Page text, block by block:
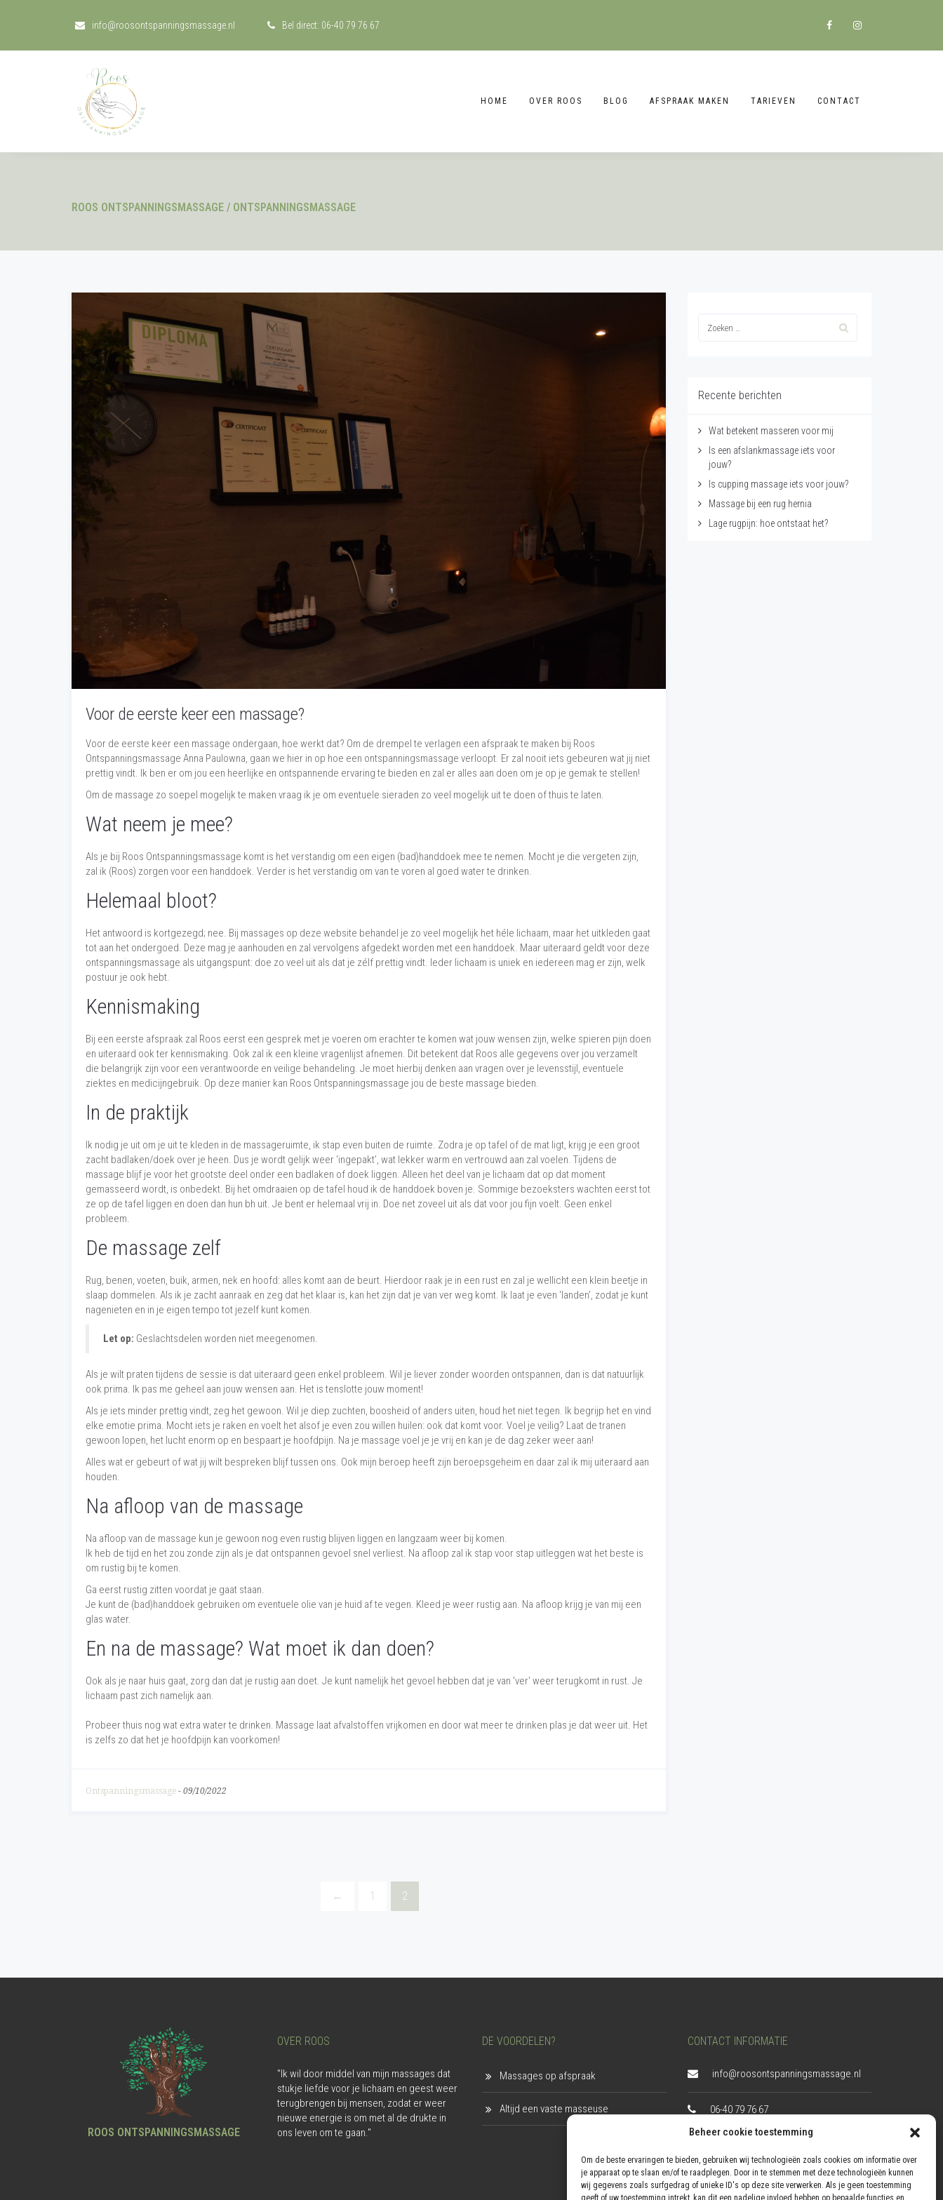
Beheer cookie toestemming
Om de beste ervaringen te bieden, gebruiken wij technologieën zoals cookies om informatie over
je apparaat op te slaan en/of te raadplegen. Door in te stemmen met deze technologieën kunnen
wij gegevens zoals surfgedrag of unieke ID's op deze site verwerken. Als je geen toestemming
geeft of uw toestemming intrekt, kan dit een nadelige invloed hebben op bepaalde functies en
info@roosontspanningsmassage.nl Bel direct: 06-40 79 76 67
HOME OVER ROOS BLOG AFSPRAAK MAKEN TARIEVEN CONTACT
ROOS ONTSPANNINGSMASSAGE / ONTSPANNINGSMASSAGE
Voor de eerste keer een massage?
Voor de eerste keer een massage ondergaan, hoe werkt dat? Om de drempel te verlagen een afspraak te maken bij Roos
Ontspanningsmassage Anna Paulowna, gaan we hier in op hoe een ontspanningsmassage verloopt. Er zal nooit iets gebeuren wat jij niet
prettig vindt. Ik ben er om jou een heerlijke en ontspannende ervaring te bieden en zal er alles aan doen om je op je gemak te stellen!
Om de massage zo soepel mogelijk te maken vraag ik je om eventuele sieraden zo veel mogelijk uit te doen of thuis te laten.
Wat neem je mee?
Als je bij Roos Ontspanningsmassage komt is het verstandig om een eigen (bad)handdoek mee te nemen. Mocht je die vergeten zijn,
zal ik (Roos) zorgen voor een handdoek. Verder is het verstandig om van te voren al goed water te drinken.
Helemaal bloot?
Het antwoord is kortgezegd; nee. Bij massages op deze website behandel je zo veel mogelijk het héle lichaam, maar het uitkleden gaat
tot aan het ondergoed. Deze mag je aanhouden en zal vervolgens afgedekt worden met een handdoek. Maar uiteraard geldt voor deze
ontspanningsmassage als uitgangspunt: doe zo veel uit als dat je zélf prettig vindt. Ieder lichaam is uniek en iedereen mag er zijn, welk
postuur je ook hebt.
Kennismaking
Bij een eerste afspraak zal Roos eerst een gesprek met je voeren om erachter te komen wat jouw wensen zijn, welke spieren pijn doen
en uiteraard ook ter kennismaking. Ook zal ik een kleine vragenlijst afnemen. Dit betekent dat Roos alle gegevens over jou verzamelt
die belangrijk zijn voor een verantwoorde en veilige behandeling. Je moet hierbij denken aan vragen over je levensstijl, eventuele
ziektes en medicijngebruik. Op deze manier kan Roos Ontspanningsmassage jou de beste massage bieden.
In de praktijk
Ik nodig je uit om je uit te kleden in de massageruimte, ik stap even buiten de ruimte. Zodra je op tafel of de mat ligt, krijg je een groot
zacht badlaken/doek over je heen. Dus je wordt gelijk weer ‘ingepakt’, wat lekker warm en vertrouwd aan zal voelen. Tijdens de
massage blijf je voor het grootste deel onder een badlaken of doek liggen. Alleen het deel van je lichaam dat op dat moment
gemasseerd wordt, is onbedekt. Bij het omdraaien op de tafel houd ik de handdoek boven je. Sommige bezoeksters wachten eerst tot
ze op de tafel liggen en doen dan hun bh uit. Je bent er helemaal vrij in. Doe net zoveel uit als dat voor jou fijn voelt. Geen enkel
probleem.
De massage zelf
Rug, benen, voeten, buik, armen, nek en hoofd: alles komt aan de beurt. Hierdoor raak je in een rust en zal je wellicht een klein beetje in
slaap dommelen. Als ik je zacht aanraak en zeg dat het klaar is, kan het zijn dat je van ver weg komt. Ik laat je even 'landen', zodat je kunt
nagenieten en in je eigen tempo tot jezelf kunt komen.
Let op: Geslachtsdelen worden niet meegenomen.
Als je wilt praten tijdens de sessie is dat uiteraard geen enkel probleem. Wil je liever zonder woorden ontspannen, dan is dat natuurlijk
ook prima. Ik pas me geheel aan jouw wensen aan. Het is tenslotte jouw moment!
Als je iets minder prettig vindt, zeg het gewoon. Wil je diep zuchten, boosheid of anders uiten, houd het niet tegen. Ik begrijp het en vind
elke emotie prima. Mocht iets je raken en voelt het alsof je even zou willen huilen: ook dat komt voor. Voel je veilig? Laat de tranen
gewoon lopen, het lucht enorm op en bespaart je hoofdpijn. Na je massage voel je je vrij en kan je de dag zeker weer aan!
Alles wat er gebeurt of wat jij wilt bespreken blijf tussen ons. Ook mijn beroep heeft zijn beroepsgeheim en daar zal ik mij uiteraard aan
houden.
Na afloop van de massage
Na afloop van de massage kun je gewoon nog even rustig blijven liggen en langzaam weer bij komen.
Ik heb de tijd en het zou zonde zijn als je dat ontspannen gevoel snel verliest. Na afloop zal ik stap voor stap uitleggen wat het beste is
om rustig bij te komen.
Ga eerst rustig zitten voordat je gaat staan.
Je kunt de (bad)handdoek gebruiken om eventuele olie van je huid af te vegen. Kleed je weer rustig aan. Na afloop krijg je van mij een
glas water.
En na de massage? Wat moet ik dan doen?
Ook als je naar huis gaat, zorg dan dat je rustig aan doet. Je kunt namelijk het gevoel hebben dat je van 'ver' weer terugkomt in rust. Je
lichaam past zich namelijk aan.
Probeer thuis nog wat extra water te drinken. Massage laat afvalstoffen vrijkomen en door wat meer te drinken plas je dat weer uit. Het
is zelfs zo dat het je hoofdpijn kan voorkomen!
Ontspanningsmassage - 09/10/2022
← 1 2
Recente berichten
Wat betekent masseren voor mij
Is een afslankmassage iets voor
jouw?
Is cupping massage iets voor jouw?
Massage bij een rug hernia
Lage rugpijn: hoe ontstaat het?
ROOS ONTSPANNINGSMASSAGE
OVER ROOS
"Ik wil door middel van mijn massages dat
stukje liefde voor je lichaam en geest weer
terugbrengen bij mensen, zodat er weer
nieuwe energie is om met al de drukte in
ons leven om te gaan."
DE VOORDELEN?
Massages op afspraak
Altijd een vaste masseuse
CONTACT INFORMATIE
info@roosontspanningsmassage.nl
06-40 79 76 67
Zuster Siffelslaan 3,
1761 DS, Anna Paulowna